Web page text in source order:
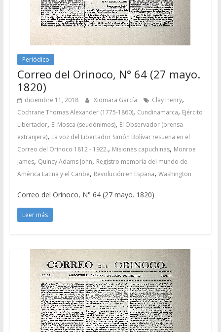
Periódico
Correo del Orinoco, N° 64 (27 mayo.
1820)
diciembre 11, 2018 Xiomara García Clay Henry,
Cochrane Thomas Alexander (1775-1860), Cundinamarca, Ejército
Libertador, El Mosca (seudónimos), El Observador (prensa
extranjera), La voz del Libertador Simón Bolívar resuena en el
Correo del Orinoco 1812 - 1922., Misiones capuchinas, Monroe
James, Quincy Adams John, Registro memoria del mundo de
América Latina y el Caribe, Revolución en España, Washington
Correo del Orinoco, N° 64 (27 mayo. 1820)
Leer más